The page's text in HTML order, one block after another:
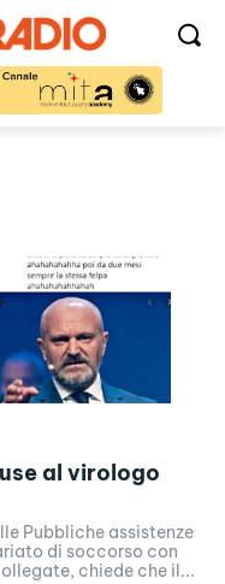
al virologo
Pubbliche assistenze
di soccorso con
chiede che il...